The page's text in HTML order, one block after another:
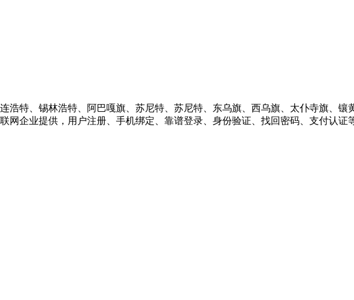
浩特、锡林浩特、阿巴嘎旗、苏尼特、苏尼特、东乌旗、西乌旗、太仆寺旗、
网企业提供，用户注册、手机绑定、靠谱登录、身份验证、找回密码、支付认证